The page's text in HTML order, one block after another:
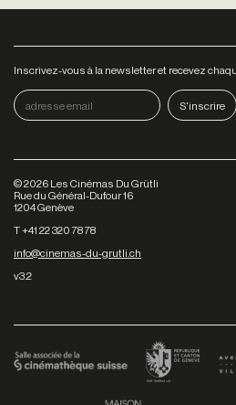
Inscrivez-vous à la newsletter et recevez
©2026 Les Cinémas Du Grütli
Rue du Général-Dufour 16
1204 Genève
T +41 22 320 78 78
info@cinemas-du-grutli.ch
v3.2